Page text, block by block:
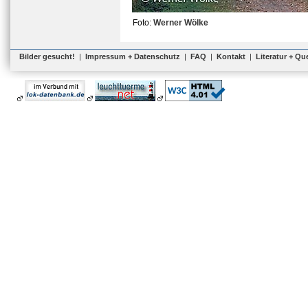
Foto: Werner Wölke
Bilder gesucht! | Impressum + Datenschutz | FAQ | Kontakt | Literatur +